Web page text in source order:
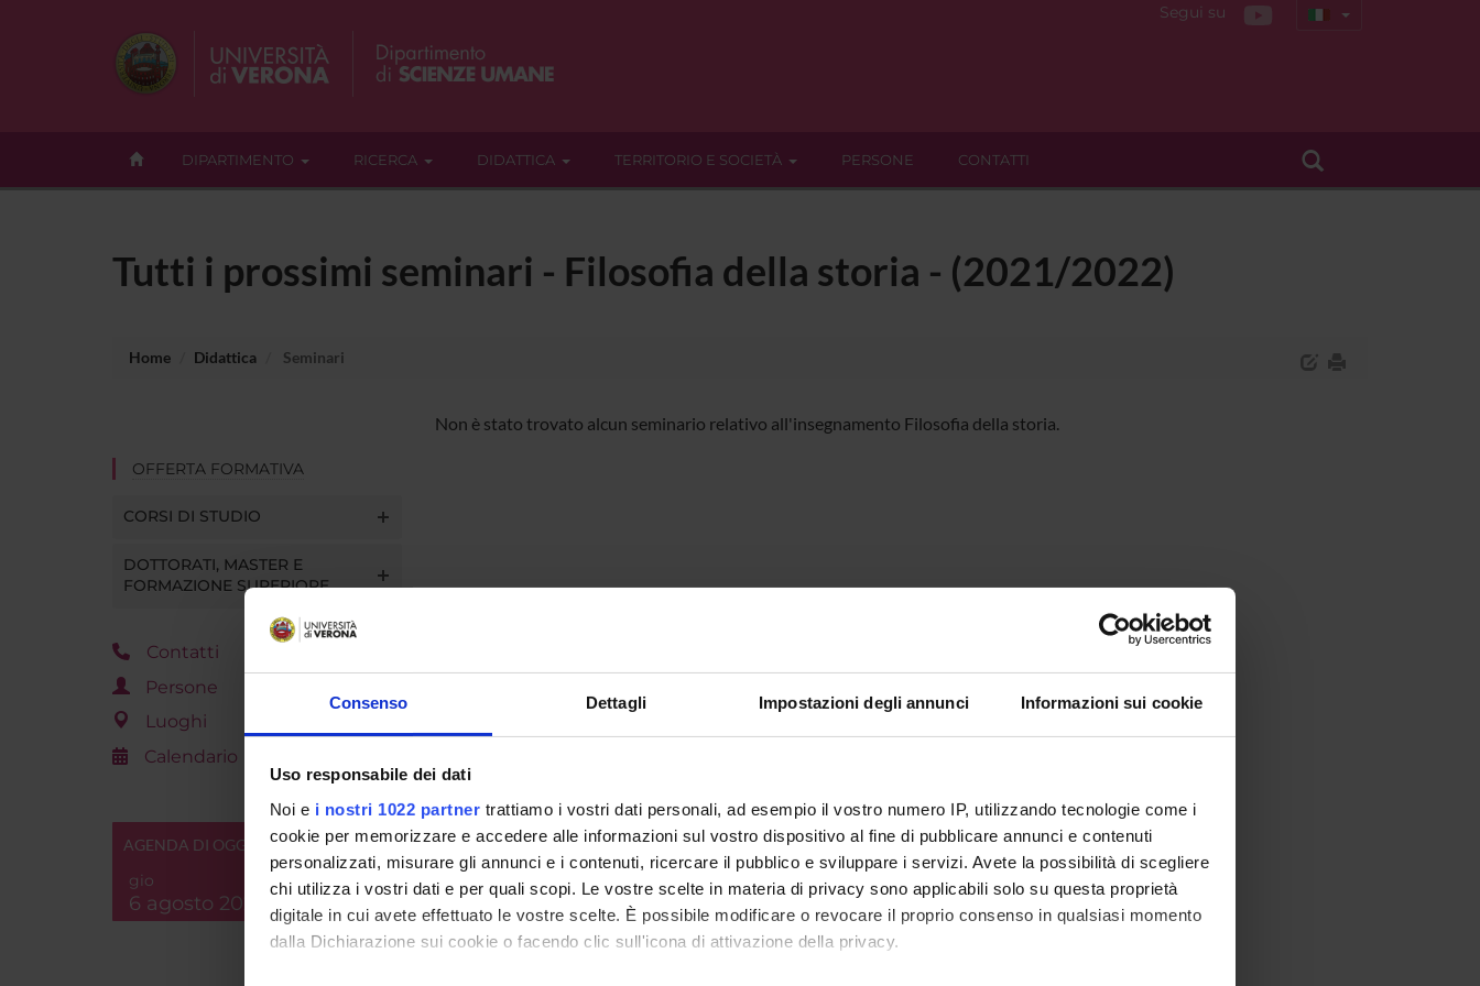
Consenso Dettagli Impostazioni degli annunci Informazioni sui cookie
Uso responsabile dei dati
Noi e i nostri 1022 partner trattiamo i vostri dati personali, ad esempio il vostro numero IP, utilizzando tecnologie come i
cookie per memorizzare e accedere alle informazioni sul vostro dispositivo al fine di pubblicare annunci e contenuti
personalizzati, misurare gli annunci e i contenuti, ricercare il pubblico e sviluppare i servizi. Avete la possibilità di scegliere
chi utilizza i vostri dati e per quali scopi. Le vostre scelte in materia di privacy sono applicabili solo su questa proprietà
digitale in cui avete effettuato le vostre scelte. È possibile modificare o revocare il proprio consenso in qualsiasi momento
dalla Dichiarazione sui cookie o facendo clic sull'icona di attivazione della privacy.
Segui su
DIPARTIMENTO RICERCA DIDATTICA TERRITORIO E SOCIETÀ PERSONE CONTATTI
Tutti i prossimi seminari - Filosofia della storia - (2021/2022)
Home Didattica Seminari
OFFERTA FORMATIVA
CORSI DI STUDIO
DOTTORATI, MASTER E
FORMAZIONE SUPERIORE
Contatti
Persone
Luoghi
Calendario
AGENDA DI OGGI
gio
6 agosto 2026
Non è stato trovato alcun seminario relativo all'insegnamento Filosofia della storia.